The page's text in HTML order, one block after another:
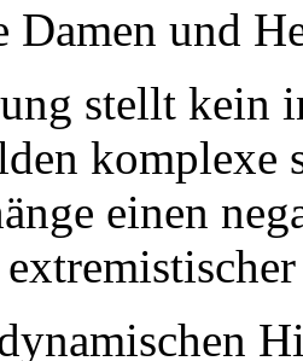
Damen und
stellt kein
komplexe
einen